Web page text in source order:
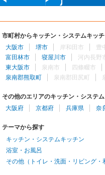
市町村からキッチン・システムキッ
大阪市
堺市 岸和田市
豊
富田林市
寝屋川市
河内長野
東大阪市
泉南市
四條畷市
泉南郡熊取町
泉南郡田尻町
その他のエリアのキッチン・システ
大阪府
京都府 兵庫県 奈
テーマから探す
キッチン・システムキッチン
浴室・お風呂
その他（トイレ・洗面・リビング